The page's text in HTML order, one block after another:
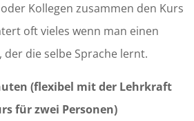
Kollegen zusammen den Kurs
oft vieles wenn man einen
die selbe Sprache lernt.
(flexibel mit der Lehrkraft
für zwei Personen)